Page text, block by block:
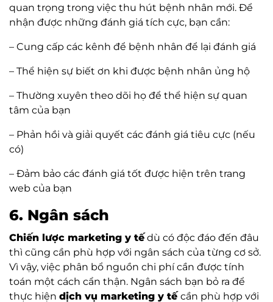
quan trọng trong việc thu hút bệnh nhân mới. Để
nhận được những đánh giá tích cực, bạn cần:
– Cung cấp các kênh để bệnh nhân để lại đánh giá
– Thể hiện sự biết ơn khi được bệnh nhân ủng hộ
– Thường xuyên theo dõi họ để thể hiện sự quan
tâm của bạn
– Phản hồi và giải quyết các đánh giá tiêu cực (nếu
có)
– Đảm bảo các đánh giá tốt được hiện trên trang
web của bạn
6. Ngân sách
Chiến lược marketing y tếdù có độc đáo đến đâu
thì cũng cần phù hợp với ngân sách của từng cơ sở.
Vì vậy, việc phân bổ nguồn chi phí cần được tính
toán một cách cẩn thận. Ngân sách bạn bỏ ra để
thực hiện dịch vụ marketing y tế cần phù hợp với